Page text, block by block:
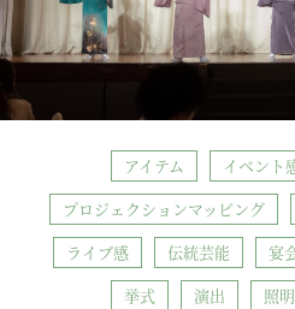
アイテム イベント
プロジェクションマッピング
ライブ感
伝統芸能 宴
挙式
演出 照